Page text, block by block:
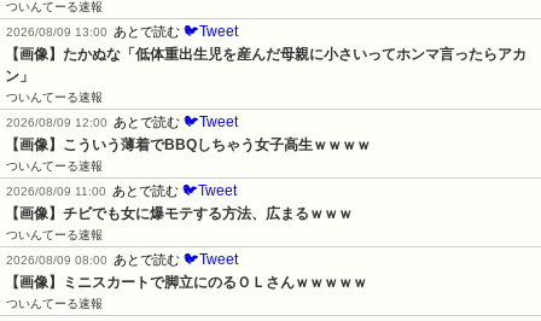
ついんてーる速報
2026/08/09 13:00
あとで読む 🐦Tweet
【画像】たかぬな「低体重出生児を産んだ母親に小さいってホンマ言ったらアカ
ン」
ついんてーる速報
2026/08/09 12:00
あとで読む 🐦Tweet
【画像】こういう薄着でBBQしちゃう女子高生ｗｗｗｗ
ついんてーる速報
2026/08/09 11:00
あとで読む 🐦Tweet
【画像】チビでも女に爆モテする方法、広まるｗｗｗ
ついんてーる速報
2026/08/09 08:00
あとで読む 🐦Tweet
【画像】ミニスカートで脚立にのるＯＬさんｗｗｗｗｗ
ついんてーる速報